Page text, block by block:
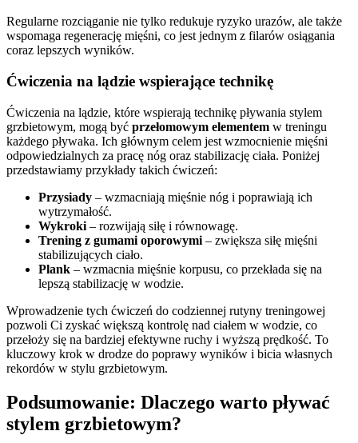
Regularne rozciąganie nie tylko redukuje ryzyko urazów, ale także
wspomaga regenerację mięśni, co jest jednym z filarów osiągania
coraz lepszych wyników.
Ćwiczenia na lądzie wspierające technikę
Ćwiczenia na lądzie, które wspierają technikę pływania stylem
grzbietowym, mogą być przełomowym elementem w treningu
każdego pływaka. Ich głównym celem jest wzmocnienie mięśni
odpowiedzialnych za pracę nóg oraz stabilizację ciała. Poniżej
przedstawiamy przykłady takich ćwiczeń:
Przysiady – wzmacniają mięśnie nóg i poprawiają ich
wytrzymałość.
Wykroki – rozwijają siłę i równowagę.
Trening z gumami oporowymi – zwiększa siłę mięśni
stabilizujących ciało.
Plank – wzmacnia mięśnie korpusu, co przekłada się na
lepszą stabilizację w wodzie.
Wprowadzenie tych ćwiczeń do codziennej rutyny treningowej
pozwoli Ci zyskać większą kontrolę nad ciałem w wodzie, co
przełoży się na bardziej efektywne ruchy i wyższą prędkość. To
kluczowy krok w drodze do poprawy wyników i bicia własnych
rekordów w stylu grzbietowym.
Podsumowanie: Dlaczego warto pływać
stylem grzbietowym?